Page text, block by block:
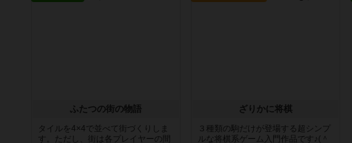
ふたつの街の物語
タイルを4×4で並べて街づくりしま
す。ただし、街は各プレイヤーの間
ざりかに将棋
３種類の駒だけが登場する超シンプ
ルな将棋系ゲーム入門作品です♪(＾